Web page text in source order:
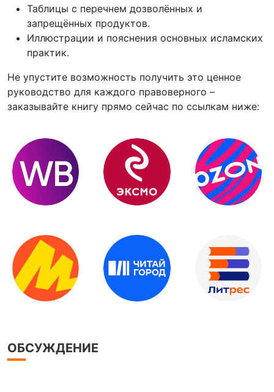
Таблицы с перечнем дозволённых и
запрещённых продуктов.
Иллюстрации и пояснения основных исламских
практик.
Не упустите возможность получить это ценное
руководство для каждого правоверного –
заказывайте книгу прямо сейчас по ссылкам ниже:
ОБСУЖДЕНИЕ